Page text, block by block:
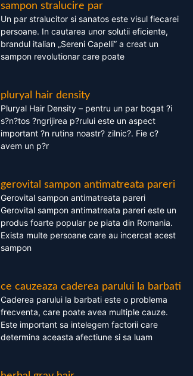
sampon stralucire par
Un par stralucitor si sanatos este visul fiecarei
persoane. In cautarea unor solutii eficiente,
brandul italian „Sereni Capelli” a creat un
sampon revolutionar care poate
pluryal hair density
Pluryal Hair Density – pentru un par bogat ?i
s?n?tos ?ngrijirea p?rului este un aspect
important ?n rutina noastr? zilnic?. Fie c?
avem un p?r
gerovital sampon antimatreata pareri
Gerovital sampon antimatreata pareri
Gerovital sampon antimatreata pareri este un
produs foarte popular pe piata din Romania.
Exista multe persoane care au incercat acest
sampon
ce cauzeaza caderea parului la barbati
Caderea parului la barbati este o problema
frecventa, care poate avea multiple cauze.
Este important sa intelegem factorii care
determina aceasta afectiune si sa luam